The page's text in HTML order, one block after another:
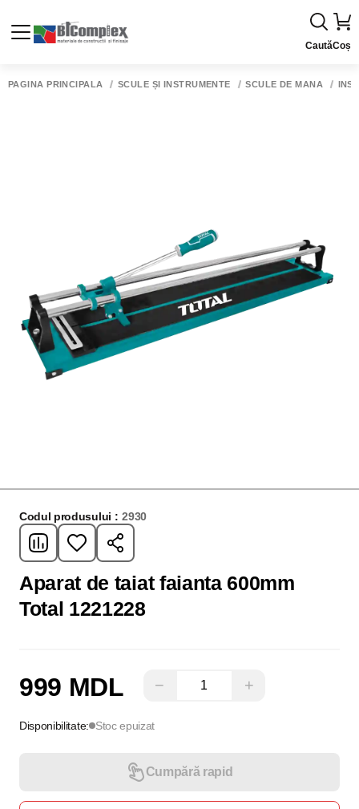
CautăCoș
PAGINA PRINCIPALĂ SCULE ȘI INSTRUMENTE SCULE DE MÂNĂ
Codul produsului : 2930
Aparat de taiat faianta 600mm
Total 1221228
999 MDL − +
Disponibilitate: Stoc epuizat
Cumpără rapid